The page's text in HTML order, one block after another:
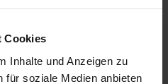
Cookies
Inhalte und Anzeigen zu
für soziale Medien anbieten